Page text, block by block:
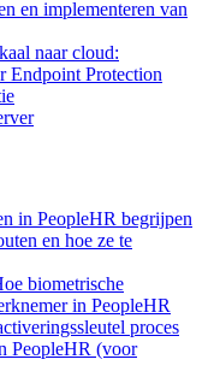
en implementeren van
naar cloud:
Endpoint Protection
in PeopleHR begrijpen
en hoe ze te
biometrische
in PeopleHR
proces
PeopleHR (voor